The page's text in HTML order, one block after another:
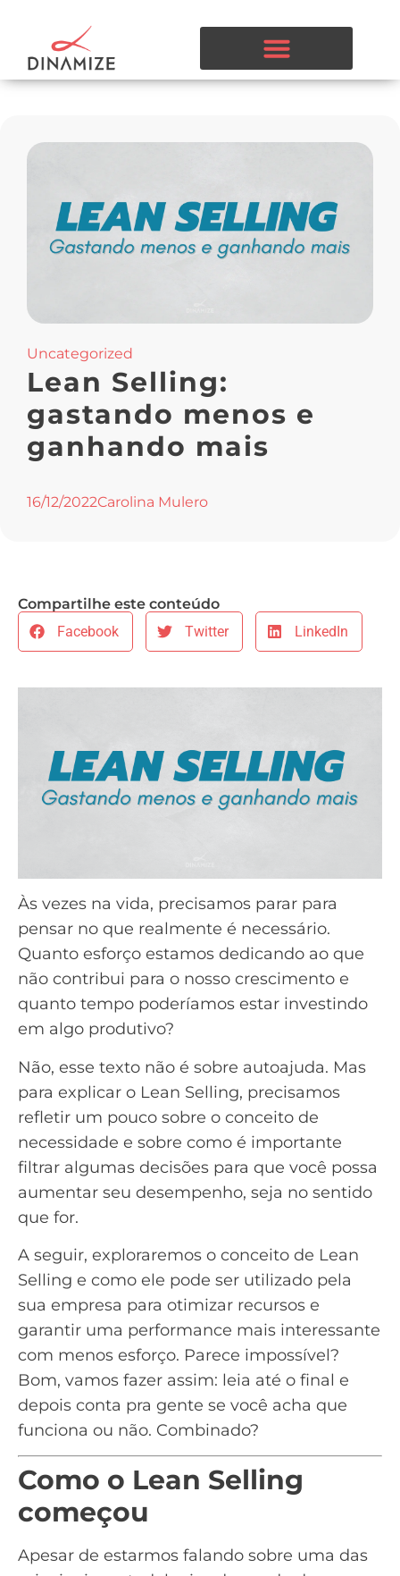
Uncategorized
Lean Selling:
gastando menos e
ganhando mais
16/12/2022Carolina Mulero
Compartilhe este conteúdo
Facebook
Twitter LinkedIn
Às vezes na vida, precisamos parar para
pensar no que realmente é necessário.
Quanto esforço estamos dedicando ao que
não contribui para o nosso crescimento e
quanto tempo poderíamos estar investindo
em algo produtivo?
Não, esse texto não é sobre autoajuda. Mas
para explicar o Lean Selling, precisamos
refletir um pouco sobre o conceito de
necessidade e sobre como é importante
filtrar algumas decisões para que você possa
aumentar seu desempenho, seja no sentido
que for.
A seguir, exploraremos o conceito de Lean
Selling e como ele pode ser utilizado pela
sua empresa para otimizar recursos e
garantir uma performance mais interessante
com menos esforço. Parece impossível?
Bom, vamos fazer assim: leia até o final e
depois conta pra gente se você acha que
funciona ou não. Combinado?
Como o Lean Selling
começou
Apesar de estarmos falando sobre uma das